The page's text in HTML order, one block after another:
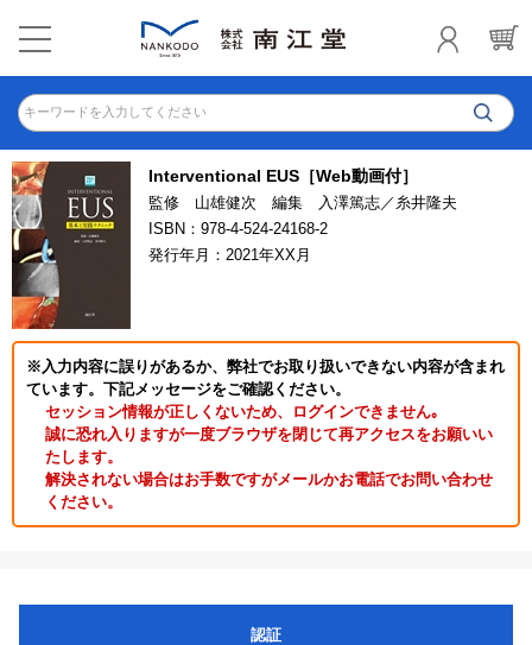
キーワードを入力してください
Interventional EUS［Web動画付］
監修 山雄健次 編集 入澤篤志／糸井隆夫
ISBN：978-4-524-24168-2
発行年月：2021年XX月
※入力内容に誤りがあるか、弊社でお取り扱いできない内容が含まれ
ています。下記メッセージをご確認ください。
セッション情報が正しくないため、ログインできません｡
誠に恐れ入りますが一度ブラウザを閉じて再アクセスをお願いい
たします。
解決されない場合はお手数ですがメールかお電話でお問い合わせ
ください。
認証